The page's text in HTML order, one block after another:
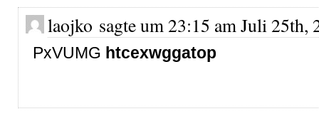
laojko sagte um 23:15 am Juli 25th,
PxVUMG htcexwggatop